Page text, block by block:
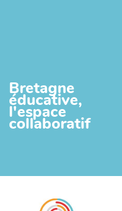
Bretagne
éducative,
l'espace
collaboratif